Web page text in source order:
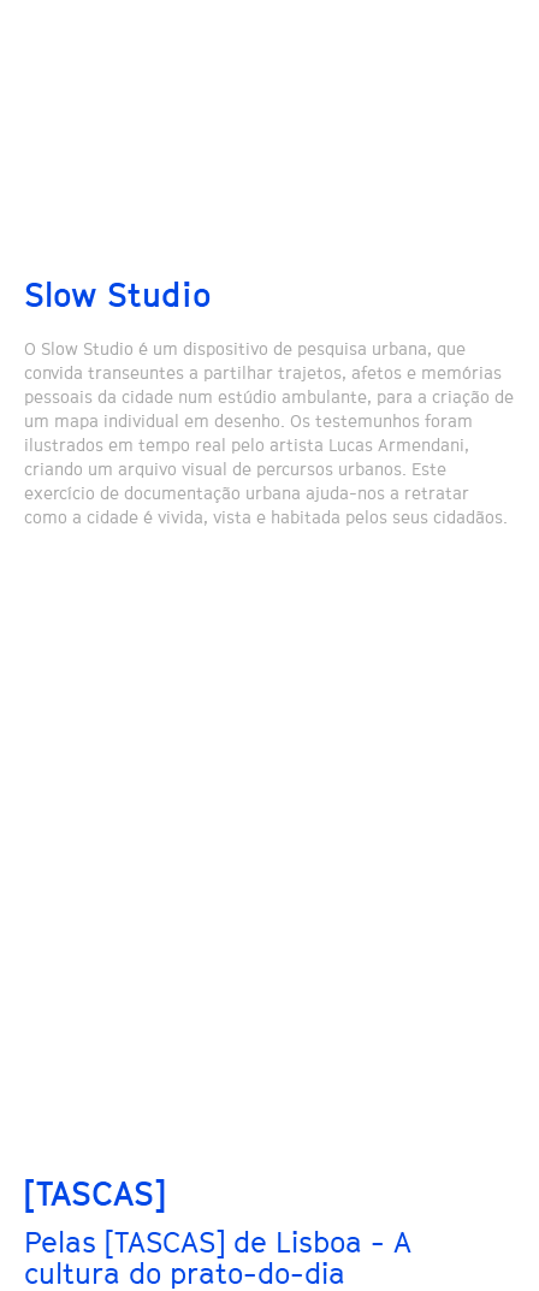
Slow Studio
O Slow Studio é um dispositivo de pesquisa urbana, que
convida transeuntes a partilhar trajetos, afetos e memórias
pessoais da cidade num estúdio ambulante, para a criação de
um mapa individual em desenho. Os testemunhos foram
ilustrados em tempo real pelo artista Lucas Armendani,
criando um arquivo visual de percursos urbanos. Este
exercício de documentação urbana ajuda-nos a retratar
como a cidade é vivida, vista e habitada pelos seus cidadãos.
[TASCAS]
Pelas [TASCAS] de Lisboa - A
cultura do prato-do-dia